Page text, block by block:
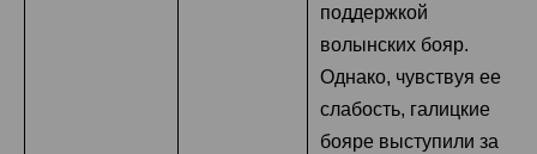
поддержкой
волынских бояр.
Однако, чувствуя ее
слабость, галицкие
бояре выступили за